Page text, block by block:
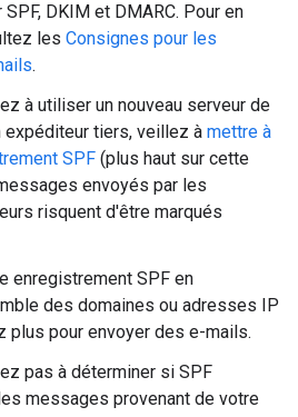
DKIM et DMARC. Pour en
les Consignes pour les
.
à utiliser un nouveau serveur de
expéditeur tiers, veillez à mettre à
SPF (plus haut sur cette
envoyés par les
risquent d'être marqués
enregistrement SPF en
des domaines ou adresses IP
plus pour envoyer des e-mails.
pas à déterminer si SPF
messages provenant de votre